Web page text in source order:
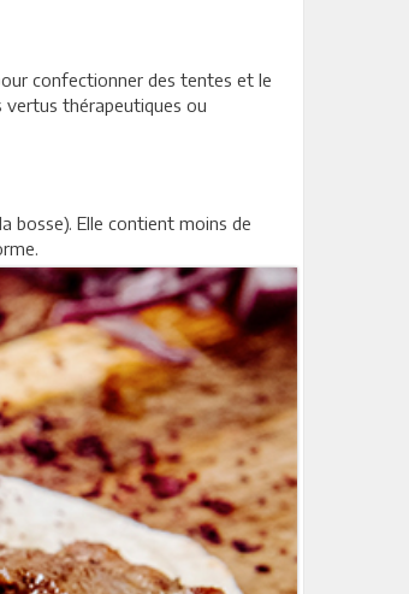
confectionner des tentes et le
thérapeutiques ou
bosse). Elle contient moins de